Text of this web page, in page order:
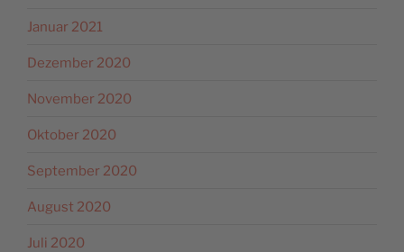
Januar 2021
Dezember 2020
November 2020
Oktober 2020
September 2020
August 2020
Juli 2020